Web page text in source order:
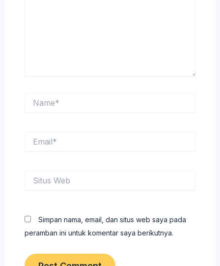
Web
Simpan nama, email, dan situs web saya pada
peramban ini untuk komentar saya berikutnya.